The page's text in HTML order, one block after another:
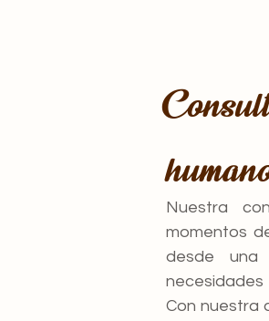
Nuestra
momentos
desde una
Con nuestra